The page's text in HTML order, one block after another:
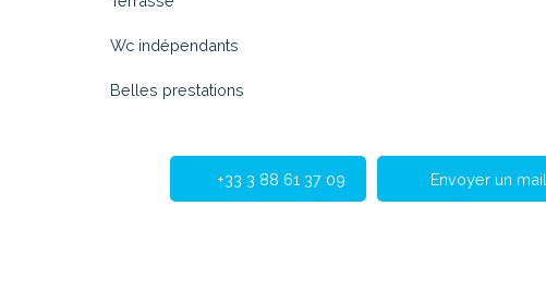
Wc indépendants
Belles prestations
+33 3 88 61 37 09 Envoyer un mail